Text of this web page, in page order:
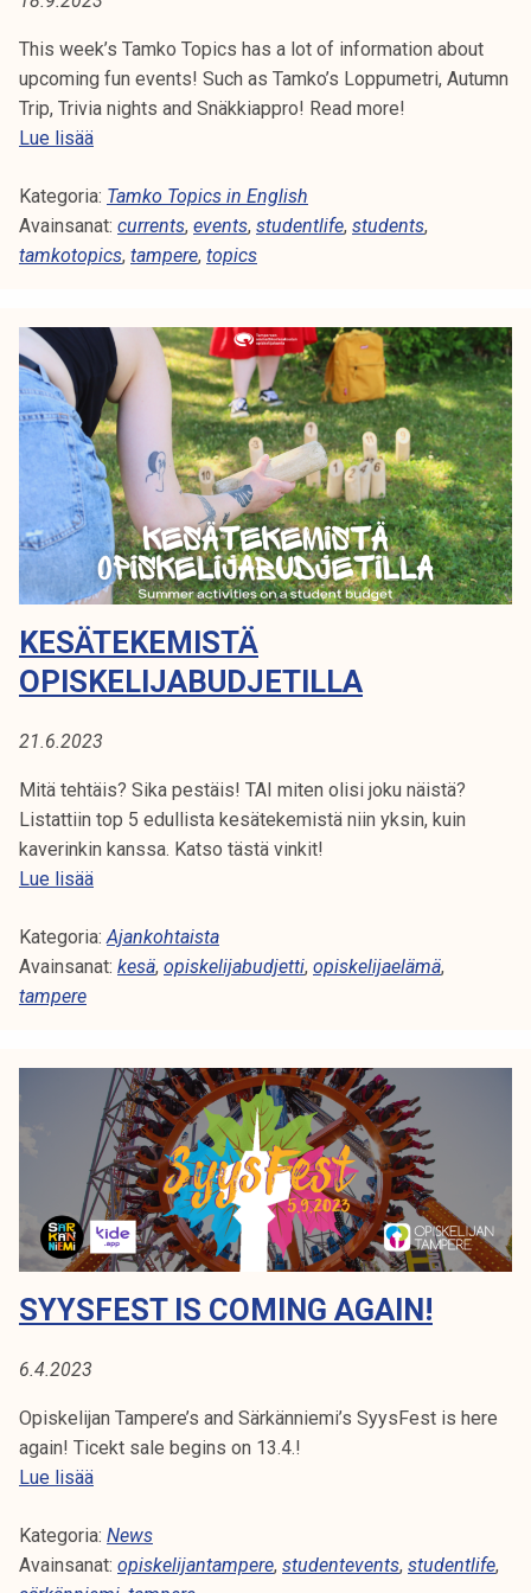
i
k
o
r
e
a
k
u
n
o
p
k
l
i
a
n
t
a
A
:
T
M
P
R
E
This week’s Tamko Topics has a lot of information about
upcoming fun events! Such as Tamko’s Loppumetri, Autumn
Trip, Trivia nights and Snäkkiappro! Read more!
Lue lisääT
m
k
o
c
s
3
8
/
2
0
2
3
Kategoria: Tamko Topics in English
Avainsanat: currents, events, studentlife, students,
tamkotopics, tampere, topics
KESÄTEKEMISTÄ
OPISKELIJABUDJETILLA
21.6.2023
Mitä tehtäis? Sika pestäis! TAI miten olisi joku näistä?
Listattiin top 5 edullista kesätekemistä niin yksin, kuin
kaverinkin kanssa. Katso tästä vinkit!
Lue lisääK
s
ä
m
i
s
t
ä
o
p
i
e
l
a
b
Kategoria:Ajankohtaista
Avainsanat: kesä, opiskelijabudjetti, opiskelijaelämä,
tampere
SYYSFEST IS COMING AGAIN!
6.4.2023
Opiskelijan Tampere’s and Särkänniemi’s SyysFest is here
again! Ticekt sale begins on 13.4.!
Lue lisääS
y
s
Kategoria: News
Avainsanat: opiskelijantampere, studentevents, studentlife,